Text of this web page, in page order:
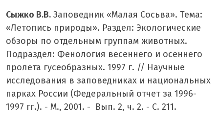
Сыжко В.В. Заповедник «Малая Сосьва». Тема:
«Летопись природы». Раздел: Экологические
обзоры по отдельным группам животных.
Подраздел: Фенология весеннего и осеннего
пролета гусеобразных. 1997 г. // Научные
исследования в заповедниках и национальных
парках России (Федеральный отчет за 1996-
1997 гг.). - М., 2001. - Вып. 2, ч. 2. - С. 211.